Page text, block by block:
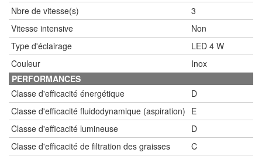
Nbre de vitesse(s)
3
Vitesse intensive
Non
Type d'éclairage
LED 4 W
Couleur
Inox
PERFORMANCES
Classe d'efficacité énergétique
D
Classe d'efficacité fluidodynamique (aspiration) E
Classe d'efficacité lumineuse
D
Classe d'efficacité de filtration des graisses
C